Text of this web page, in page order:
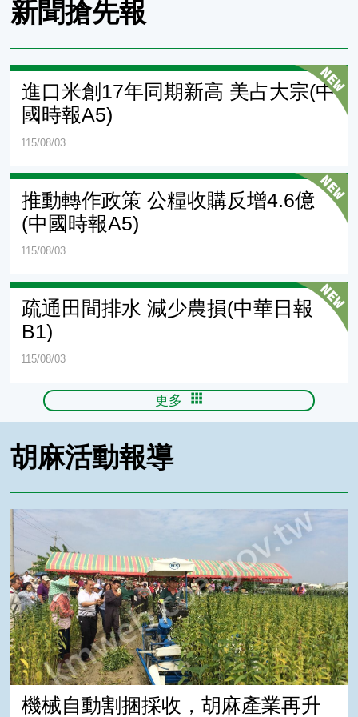
新聞搶先報
進口米創17年同期新高 美占大宗(中
國時報A5)
115/08/03
推動轉作政策 公糧收購反增4.6億
(中國時報A5)
115/08/03
疏通田間排水 減少農損(中華日報
B1)
115/08/03
更多
胡麻活動報導
機械自動割捆採收，胡麻產業再升級
機械自動割捆採收，胡麻產業再升